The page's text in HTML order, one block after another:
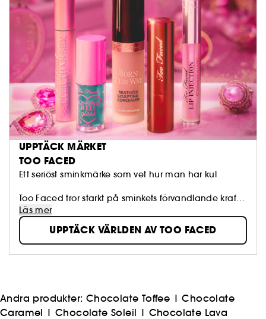
UPPTÄCK MÄRKET
TOO FACED
Ett seriöst sminkmärke som vet hur man har kul
Too Faced tror starkt på sminkets förvandlande kraft.
Vi uppmuntrar kvinnor att uttrycka sig med
självförtroende, kreativitet och friheten att drömma
stort. Vi använder de mest innovativa ingredienserna
för att skapa revolutionerande, cruelty-free kosmetika
som framhäver din skönhet.
Läs mer
UPPTÄCK VÄRLDEN AV TOO FACED
Andra produkter: Chocolate Toffee |Chocolate
Caramel |Chocolate Soleil | Chocolate Lava